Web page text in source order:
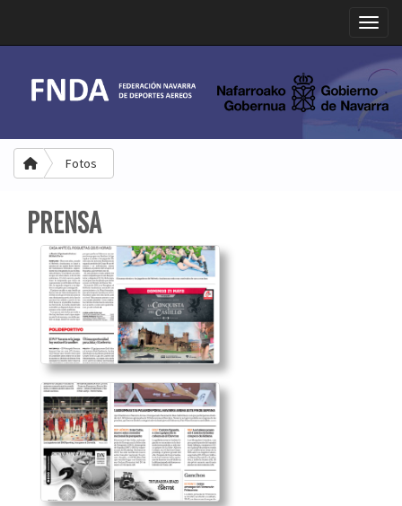
Fotos
PRENSA